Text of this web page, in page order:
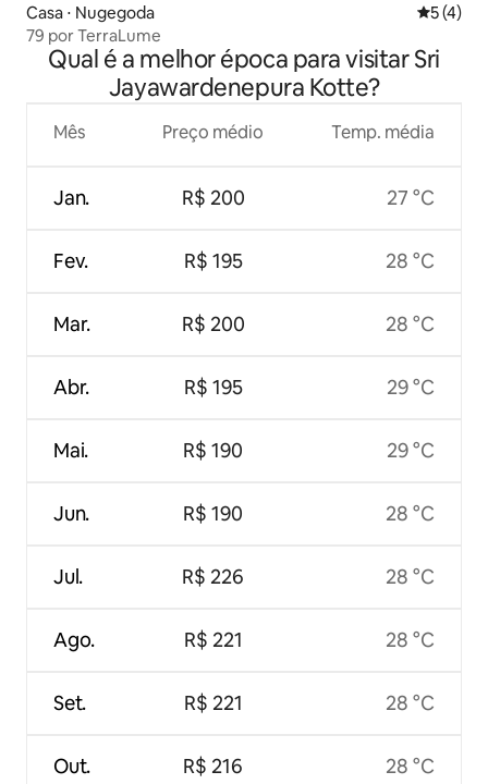
Casa ⋅ Nugegoda 5 de
5 (4)
79 por TerraLume
Qual é a melhor época para visitar Sri
Jayawardenepura Kotte?
Mês
Jan.
Fev.
Mar.
Abr.
Mai.
Jun.
Jul.
Ago.
Set.
Out.
Preço médio
R$ 200
R$ 195
R$ 200
R$ 195
R$ 190
R$ 190
R$ 226
R$ 221
R$ 221
R$ 216
Temp. média
27 °C
28 °C
28 °C
29 °C
29 °C
28 °C
28 °C
28 °C
28 °C
28 °C